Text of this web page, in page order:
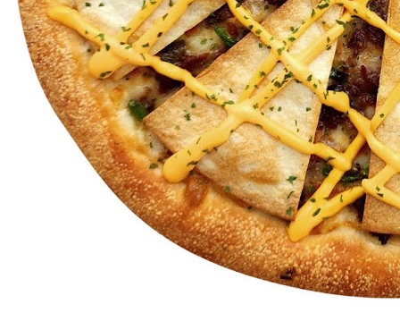
CS CENTER